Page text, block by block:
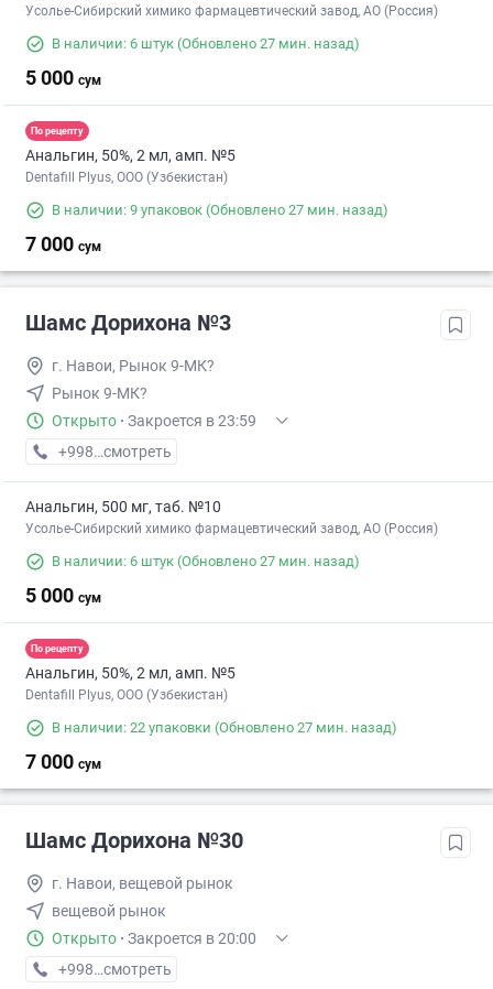
Усолье-Сибирский химико фармацевтический завод, АО (Россия)
В наличии: 6 штук (Обновлено 27 мин. назад)
5 000 сум
По рецепту
Анальгин, 50%, 2 мл, амп. №5
Dentafill Plyus, ООО (Узбекистан)
В наличии: 9 упаковок (Обновлено 27 мин. назад)
7 000 сум
Шамс Дорихона №3
г. Навои, Рынок 9-МК?
Рынок 9-МК?
Открыто · Закроется в 23:59
+998 (79) XXX-XX-XX
смотреть
Анальгин, 500 мг, таб. №10
Усолье-Сибирский химико фармацевтический завод, АО (Россия)
В наличии: 6 штук (Обновлено 27 мин. назад)
5 000 сум
По рецепту
Анальгин, 50%, 2 мл, амп. №5
Dentafill Plyus, ООО (Узбекистан)
В наличии: 22 упаковки (Обновлено 27 мин. назад)
7 000 сум
Шамс Дорихона №30
г. Навои, вещевой рынок
вещевой рынок
Открыто · Закроется в 20:00
+998 (79) XXX-XX-XX
смотреть